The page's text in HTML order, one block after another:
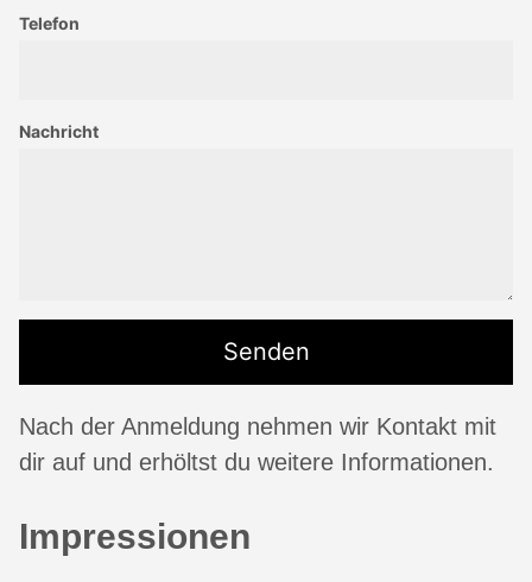
Telefon
Nachricht
Nach der Anmeldung nehmen wir Kontakt mit
dir auf und erhöltst du weitere Informationen.
Impressionen